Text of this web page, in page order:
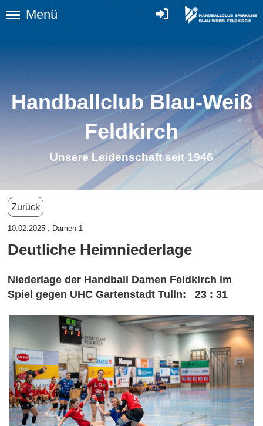
Menü
Handballclub Blau-Weiß
Feldkirch
Unsere Leidenschaft seit 1946
Zurück
10.02.2025 , Damen 1
Deutliche Heimniederlage
Niederlage der Handball Damen Feldkirch im
Spiel gegen UHC Gartenstadt Tulln: 23 : 31